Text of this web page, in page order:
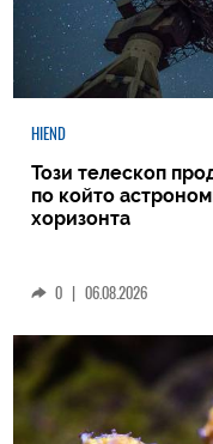
HIEND
Този телескоп
по който
хоризонта
0 | 06.08.2026